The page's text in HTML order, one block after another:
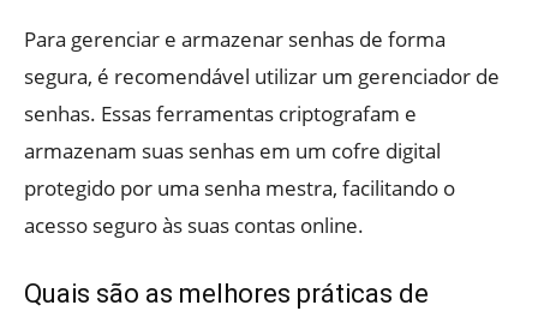
Para gerenciar e armazenar senhas de forma
segura, é recomendável utilizar um gerenciador de
senhas. Essas ferramentas criptografam e
armazenam suas senhas em um cofre digital
protegido por uma senha mestra, facilitando o
acesso seguro às suas contas online.
Quais são as melhores práticas de